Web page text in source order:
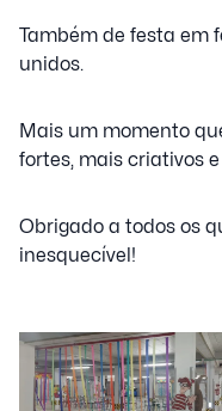
Também de festa em
unidos.
Mais um momento
fortes, mais criativos
Obrigado a todos os
inesquecível!